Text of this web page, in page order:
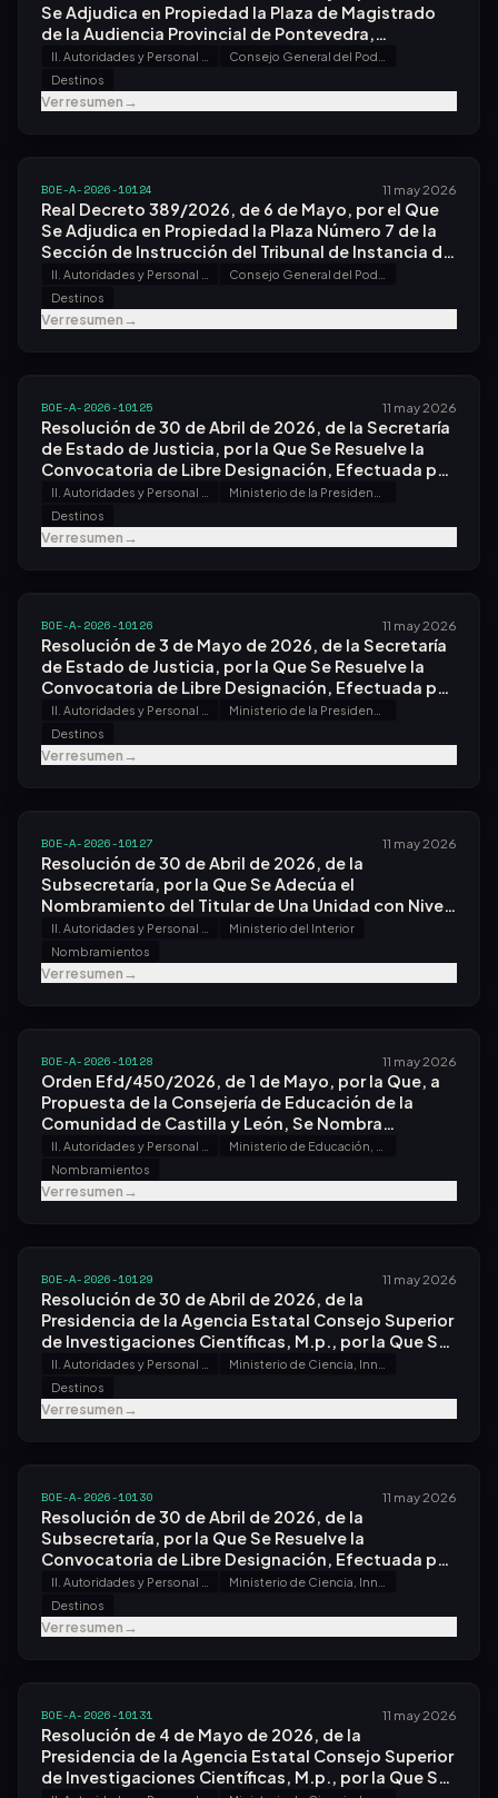
Se Adjudica en Propiedad la Plaza de Magistrado
de la Audiencia Provincial de Pontevedra,
Correspondiente Al Orden Civil, a Don Francisco
Javier Menéndez Estébanez.
Destinos
Ver resumen→
BOE-A-2026-10124 11 may 2026
Real Decreto 389/2026, de 6 de Mayo, por el Que
Se Adjudica en Propiedad la Plaza Número 7 de la
Sección de Instrucción del Tribunal de Instancia de
Vigo Al Magistrado Don Santiago Rodríguez de
Vicente-tutor.
Destinos
Ver resumen→
BOE-A-2026-10125 11 may 2026
Resolución de 30 de Abril de 2026, de la Secretaría
de Estado de Justicia, por la Que Se Resuelve la
Convocatoria de Libre Designación, Efectuada por
Resolución de 11 de Marzo de 2026.
Destinos
Ver resumen→
BOE-A-2026-10126 11 may 2026
Resolución de 3 de Mayo de 2026, de la Secretaría
de Estado de Justicia, por la Que Se Resuelve la
Convocatoria de Libre Designación, Efectuada por
Resolución de 19 de Febrero de 2026.
Destinos
Ver resumen→
BOE-A-2026-10127 11 may 2026
Resolución de 30 de Abril de 2026, de la
Subsecretaría, por la Que Se Adecúa el
Nombramiento del Titular de Una Unidad con Nivel
Orgánico de Subdirección General, con Motivo del
Desarrollo de la Estructura Orgánica Básica del
Departamento.
Ministerio del Interior
Nombramientos
Ver resumen→
BOE-A-2026-10128 11 may 2026
Orden Efd/450/2026, de 1 de Mayo, por la Que, a
Propuesta de la Consejería de Educación de la
Comunidad de Castilla y León, Se Nombra
Funcionario de Carrera del Cuerpo de Profesores
de Enseñanza Secundaria a Don Álvaro Antón
Gómez.
Nombramientos
Ver resumen→
BOE-A-2026-10129 11 may 2026
Resolución de 30 de Abril de 2026, de la
Presidencia de la Agencia Estatal Consejo Superior
de Investigaciones Científicas, M.p., por la Que Se
Resuelve la Convocatoria de Libre Designación,
Efectuada por Resolución de 27 de Marzo de 2026.
Destinos
Ver resumen→
BOE-A-2026-10130 11 may 2026
Resolución de 30 de Abril de 2026, de la
Subsecretaría, por la Que Se Resuelve la
Convocatoria de Libre Designación, Efectuada por
Resolución de 23 de Marzo de 2026.
Destinos
Ver resumen→
BOE-A-2026-10131 11 may 2026
Resolución de 4 de Mayo de 2026, de la
Presidencia de la Agencia Estatal Consejo Superior
de Investigaciones Científicas, M.p., por la Que Se